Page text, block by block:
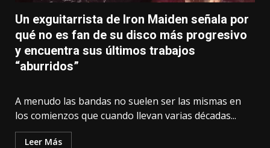
Un exguitarrista de Iron Maiden señala por
qué no es fan de su disco más progresivo
y encuentra sus últimos trabajos
“aburridos”
A menudo las bandas no suelen ser las mismas en
los comienzos que cuando llevan varias décadas...
Leer Más